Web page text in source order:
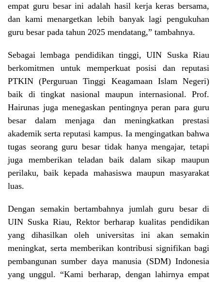
empat guru besar ini adalah hasil kerja keras bersama,
dan kami menargetkan lebih banyak lagi pengukuhan
guru besar pada tahun 2025 mendatang,” tambahnya.
Sebagai lembaga pendidikan tinggi, UIN Suska Riau
berkomitmen untuk memperkuat posisi dan reputasi
PTKIN (Perguruan Tinggi Keagamaan Islam Negeri)
baik di tingkat nasional maupun internasional. Prof.
Hairunas juga menegaskan pentingnya peran para guru
besar dalam menjaga dan meningkatkan prestasi
akademik serta reputasi kampus. Ia mengingatkan bahwa
tugas seorang guru besar tidak hanya mengajar, tetapi
juga memberikan teladan baik dalam sikap maupun
perilaku, baik kepada mahasiswa maupun masyarakat
luas.
Dengan semakin bertambahnya jumlah guru besar di
UIN Suska Riau, Rektor berharap kualitas pendidikan
yang dihasilkan oleh universitas ini akan semakin
meningkat, serta memberikan kontribusi signifikan bagi
pembangunan sumber daya manusia (SDM) Indonesia
yang unggul. “Kami berharap, dengan lahirnya empat